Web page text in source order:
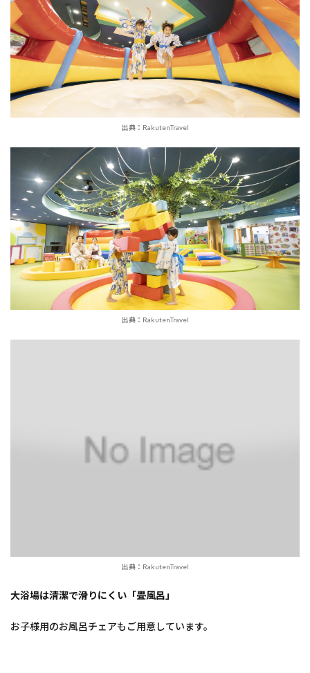
出典：RakutenTravel
出典：RakutenTravel
出典：RakutenTravel
大浴場は清潔で滑りにくい「畳風呂」
お子様用のお風呂チェアもご用意しています。